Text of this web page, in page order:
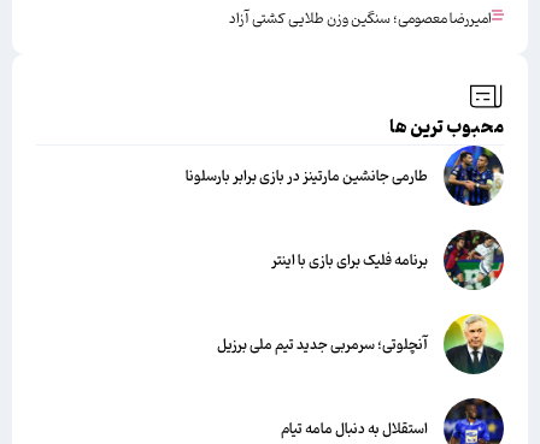
امیررضا معصومی؛ سنگین وزن طلایی کشتی آزاد
محبوب ترین ها
طارمی جانشین مارتینز در بازی برابر بارسلونا
برنامه فلیک برای بازی با اینتر
آنچلوتی؛ سرمربی جدید تیم ملی برزیل
استقلال به دنبال مامه تیام